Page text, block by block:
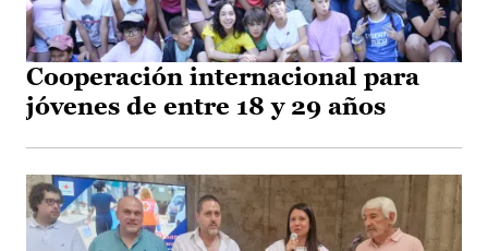
Cooperación internacional para
jóvenes de entre 18 y 29 años